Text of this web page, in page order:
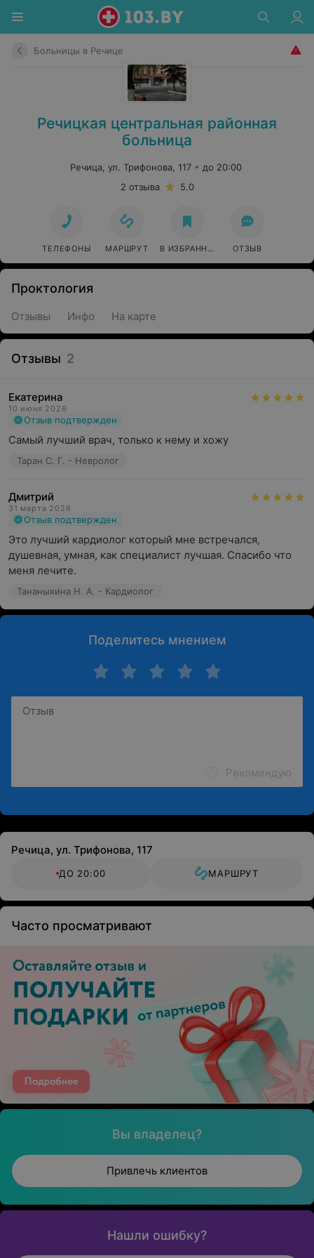
Больницы в Речице
Речицкая центральная районная
больница
Речица, ул. Трифонова, 117
до 20:00
2 отзыва
5.0
ТЕЛЕФОНЫ МАРШРУТ В ИЗБРАННОЕ ОТЗЫВ
Проктология
Отзывы Инфо На карте
Отзывы 2
Екатерина
10 июня 2026
Отзыв подтвержден
Самый лучший врач, только к нему и хожу
Таран С. Г. - Невролог
Дмитрий
31 марта 2026
Отзыв подтвержден
Это лучший кардиолог который мне встречался,
душевная, умная, как специалист лучшая. Спасибо что
меня лечите.
Тананыкина Н. А. - Кардиолог
Поделитесь мнением
Рекомендую
Речица, ул. Трифонова, 117
ДО 20:00 МАРШРУТ
Часто просматривают
Вы владелец?
Привлечь клиентов
Нашли ошибку?